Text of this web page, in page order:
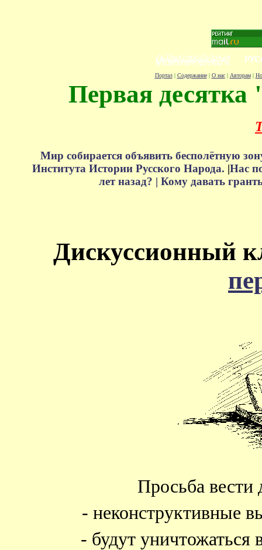
Портал| Содержание| О нас| Авторам|
Первая десятка
Мир собирается объявить бесполётную
Института Истории Русского Народа. |Нас
лет назад? | Кому давать
Дискуссионный
Просьба вести
- неконструктивные
- будут